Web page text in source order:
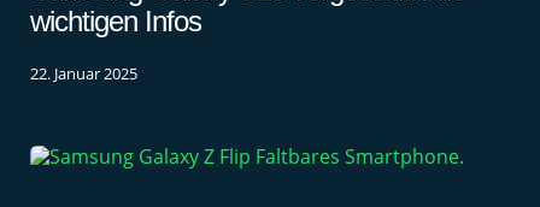
wichtigen Infos
22. Januar 2025